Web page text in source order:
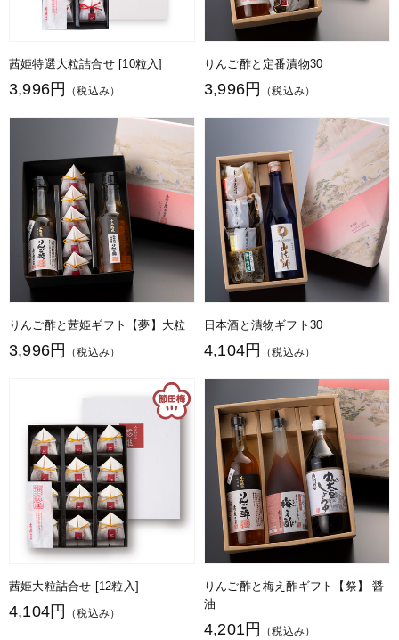
茜姫特選大粒詰合せ [10粒入]
3,996円 （税込み）
りんご酢と定番漬物30
3,996円 （税込み）
りんご酢と茜姫ギフト【夢】大粒
3,996円 （税込み）
日本酒と漬物ギフト30
4,104円 （税込み）
茜姫大粒詰合せ [12粒入]
4,104円 （税込み）
りんご酢と梅え酢ギフト【祭】 醤
油
4,201円 （税込み）